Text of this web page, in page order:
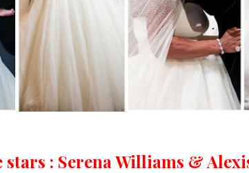
stars : Serena Williams &